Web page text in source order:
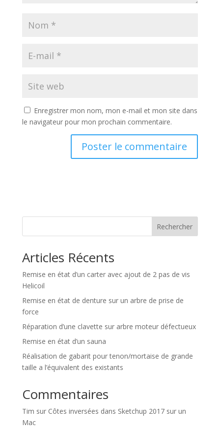
Enregistrer mon nom, mon e-mail et mon site dans
le navigateur pour mon prochain commentaire.
e
:
Rechercher
Articles Récents
Remise en état d’un carter avec ajout de 2 pas de vis
Helicoil
Remise en état de denture sur un arbre de prise de
force
Réparation d’une clavette sur arbre moteur défectueux
Remise en état d’un sauna
Réalisation de gabarit pour tenon/mortaise de grande
taille a l’équivalent des existants
Commentaires
Tim sur Côtes inversées dans Sketchup 2017 sur un
Mac